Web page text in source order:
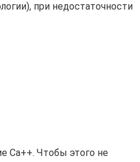
при недостаточности
Са++. Чтобы этого не